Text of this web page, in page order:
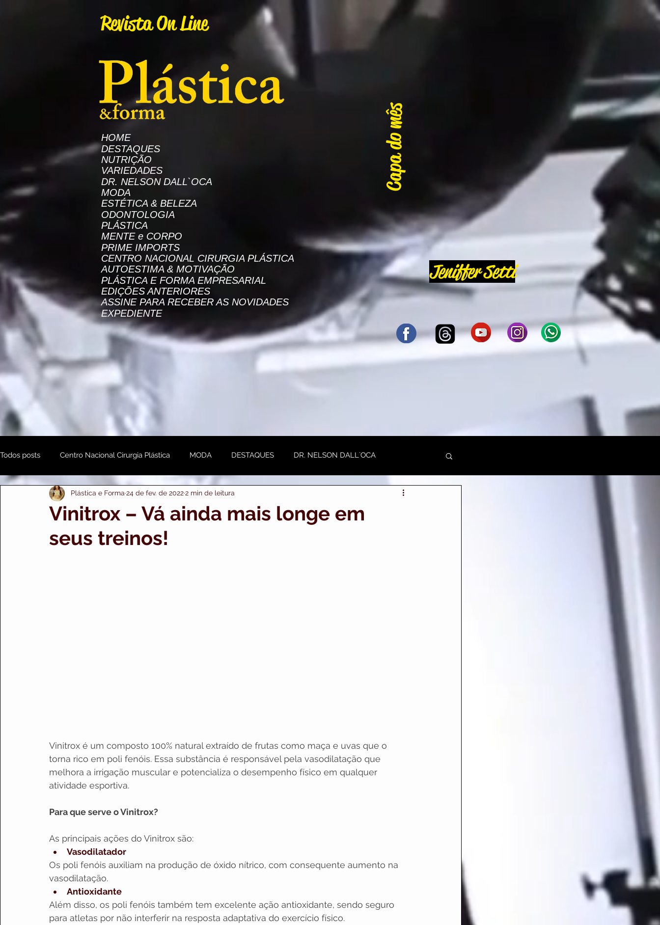
Revista On Line
HOME
DESTAQUES
NUTRIÇÃO
VARIEDADES
DR. NELSON DALL`OCA
MODA
ESTÉTICA & BELEZA
ODONTOLOGIA
PLÁSTICA
MENTE e CORPO
PRIME IMPORTS
CENTRO NACIONAL CIRURGIA PLÁSTICA
AUTOESTIMA & MOTIVAÇÃO
PLÁSTICA E FORMA EMPRESARIAL
EDIÇÕES ANTERIORES
ASSINE PARA RECEBER AS NOVIDADES
EXPEDIENTE
Jeniffer Setti
Capa do mês
Todos posts Centro Nacional Cirurgia Plástica MODA DESTAQUES DR. NELSON DALL`OCA
Estética & Beleza MENTE e CORPO Odonto NUTRIÇÃO
Plástica e Forma Empresarial PRIME IMPORTS
Vinitrox – Vá ainda mais longe em
seus treinos!
Plástica e Forma 24 de fev. de 20222 min de leitura
Vinitrox é um composto 100% natural extraído de frutas como maça e uvas que o
torna rico em poli fenóis. Essa substância é responsável pela vasodilatação que
melhora a irrigação muscular e potencializa o desempenho físico em qualquer
atividade esportiva.
Para que serve o Vinitrox?
As principais ações do Vinitrox são:
Vasodilatador
Os poli fenóis auxiliam na produção de óxido nítrico, com consequente aumento na
vasodilatação.
Antioxidante
Além disso, os poli fenóis também tem excelente ação antioxidante, sendo seguro
para atletas por não interferir na resposta adaptativa do exercício físico.